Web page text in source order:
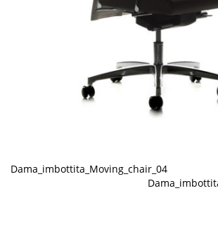
Dama_imbottita_Moving_chair_04